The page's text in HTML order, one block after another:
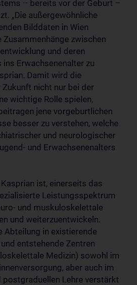
– bereits vor der Geburt –
„Die außergewöhnliche
Bilddaten in Wien
zwischen
und deren
Erwachsenenalter zu
Damit wird die
nicht nur bei der
wichtige Rolle spielen,
jene vorgeburtlichen
besser zu verstehen, welche
und neurologischer
und Erwachsenenalters
ist, einerseits das
Leistungsspektrum
und muskuloskelettale
und weiterzuentwickeln.
Abteilung in existierende
und entstehende Zentren
Medizin) sowohl im
aber auch im
postgraduellen Lehre verstärkt